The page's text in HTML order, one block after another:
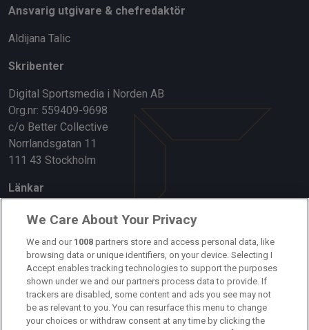
Ansvarig utgivare & chefredaktör
Aldijana Talic
Skribenter
Digital Sportsmedia i Norden AB
Org.nr: 559409-9698
c/o Better Collective
Norrlandsgatan 11
111 43 Stockholm
Länkar
Om oss
Kontakta oss
Kundtjänst
Sponsor: Rekatochklart
Annonsera på Fotbolldirekt
We Care About Your Privacy
We and our 1008 partners store and access personal data, like
browsing data or unique identifiers, on your device. Selecting I
Accept enables tracking technologies to support the purposes
shown under we and our partners process data to provide. If
trackers are disabled, some content and ads you see may not
be as relevant to you. You can resurface this menu to change
your choices or withdraw consent at any time by clicking the